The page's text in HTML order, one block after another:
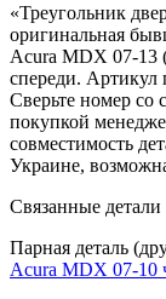
«Треугольник
оригинальная
Acura MDX 07-13
спереди.
Сверьте номер со
покупкой
совместимость
Украине,
Связанные детали
Парная деталь
Acura MDX 07-10